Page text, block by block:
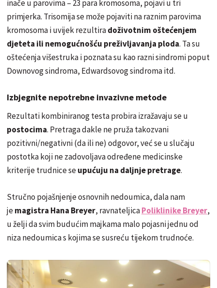
inače u parovima – 23 para kromosoma, pojavi u tri
primjerka. Trisomija se može pojaviti na raznim parovima
kromosoma i uvijek rezultiradoživotnim oštećenjem
djeteta ili nemogućnošću preživljavanja ploda. Ta su
oštećenja višestruka i poznata su kao razni sindromi poput
Downovog sindroma, Edwardsovog sindroma itd.
Izbjegnite nepotrebne invazivne metode
Rezultati kombiniranog testa probira izražavaju se u
postocima. Pretraga dakle ne pruža takozvani
pozitivni/negativni (da ili ne) odgovor, već se u slučaju
postotka koji ne zadovoljava određene medicinske
kriterije trudnice seupućuju na daljnje pretrage.
Stručno pojašnjenje osnovnih nedoumica, dala nam
jemagistra Hana Breyer, ravnateljicaPoliklinike Breyer,
u želji da svim budućim majkama malo pojasni jednu od
niza nedoumica s kojima se susreću tijekom trudnoće.